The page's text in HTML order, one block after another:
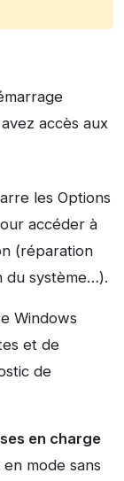
accès aux
les Options
accéder à
(réparation
du système…).
Windows
et de
de
en charge
mode sans